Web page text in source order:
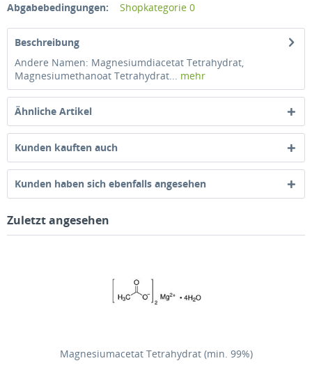
Abgabebedingungen:
Shopkategorie 0
Beschreibung
Andere Namen: Magnesiumdiacetat Tetrahydrat,
Magnesiumethanoat Tetrahydrat... mehr
Ähnliche Artikel
Kunden kauften auch
Kunden haben sich ebenfalls angesehen
Zuletzt angesehen
Magnesiumacetat Tetrahydrat (min. 99%)